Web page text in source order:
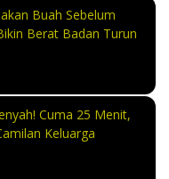
Buah Sebelum
Berat Badan Turun
Cuma 25 Menit,
Keluarga